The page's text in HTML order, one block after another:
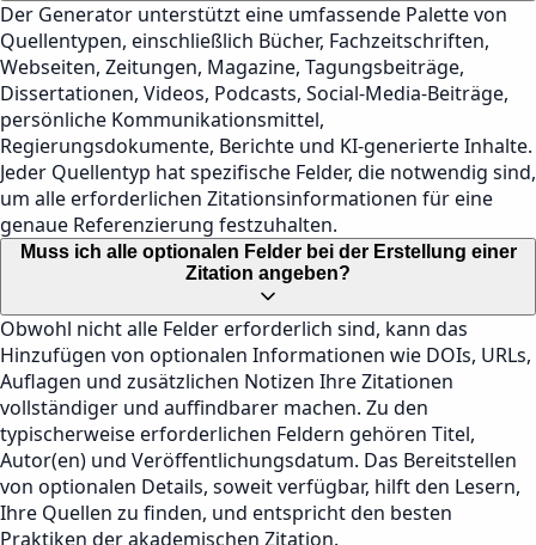
Der Generator unterstützt eine umfassende Palette von
Quellentypen, einschließlich Bücher, Fachzeitschriften,
Webseiten, Zeitungen, Magazine, Tagungsbeiträge,
Dissertationen, Videos, Podcasts, Social-Media-Beiträge,
persönliche Kommunikationsmittel,
Regierungsdokumente, Berichte und KI-generierte Inhalte.
Jeder Quellentyp hat spezifische Felder, die notwendig sind,
um alle erforderlichen Zitationsinformationen für eine
genaue Referenzierung festzuhalten.
Muss ich alle optionalen Felder bei der Erstellung einer
Zitation angeben?
Obwohl nicht alle Felder erforderlich sind, kann das
Hinzufügen von optionalen Informationen wie DOIs, URLs,
Auflagen und zusätzlichen Notizen Ihre Zitationen
vollständiger und auffindbarer machen. Zu den
typischerweise erforderlichen Feldern gehören Titel,
Autor(en) und Veröffentlichungsdatum. Das Bereitstellen
von optionalen Details, soweit verfügbar, hilft den Lesern,
Ihre Quellen zu finden, und entspricht den besten
Praktiken der akademischen Zitation.